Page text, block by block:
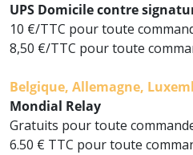
UPS Domicile contre
10 €/TTC pour toute
8,50 €/TTC pour toute
Belgique, Allemagne,
Mondial Relay
Gratuits pour toute
6.50 € TTC pour toute